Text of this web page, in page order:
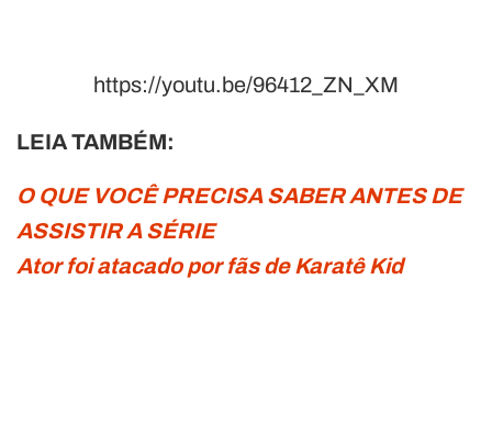
https://youtu.be/96412_ZN_XM
LEIA TAMBÉM:
O QUE VOCÊ PRECISA SABER ANTES DE
ASSISTIR A SÉRIE
Ator foi atacado por fãs de Karatê Kid